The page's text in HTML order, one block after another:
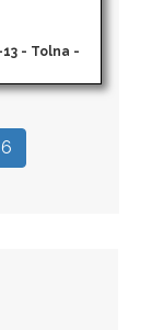
- Tolna -
6